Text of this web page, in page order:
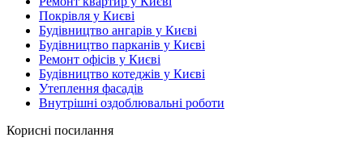
Покрівля у Києві
Будівництво ангарів у Києві
Будівництво парканів у Києві
Ремонт офісів у Києві
Будівництво котеджів у Києві
Утеплення фасадів
Внутрішні оздоблювальні роботи
Корисні посилання